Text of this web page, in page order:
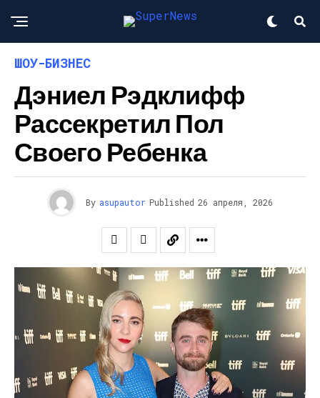
ШОУ-БИЗНЕС
Дэниел Рэдклифф
Рассекретил Пол
Своего Ребенка
By asupautor Published 26 апреля, 2026